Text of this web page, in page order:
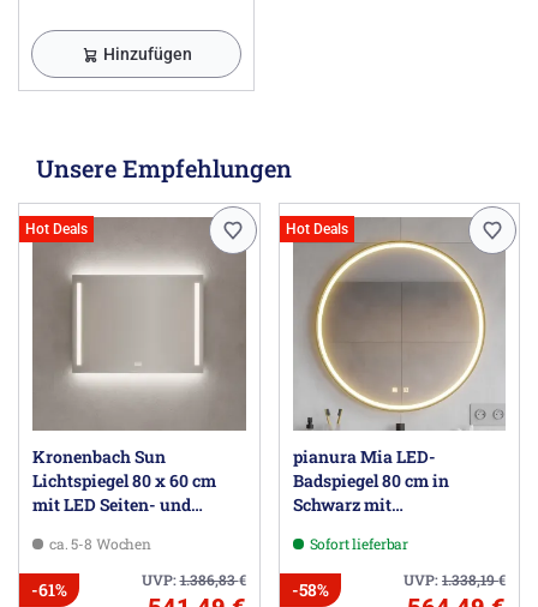
Hinzufügen
Unsere Empfehlungen
Hot Deals
Kronenbach Sun
Lichtspiegel 80 x 60 cm
mit LED Seiten- und
ca. 5-8 Wochen
UVP:1.386,83€
-61%
Hot Deals
pianura Mia LED-
Badspiegel 80 cm in
Schwarz mit
behagliches Licht im Bad
Sofort lieferbar
UVP:1.338,19€
-58%